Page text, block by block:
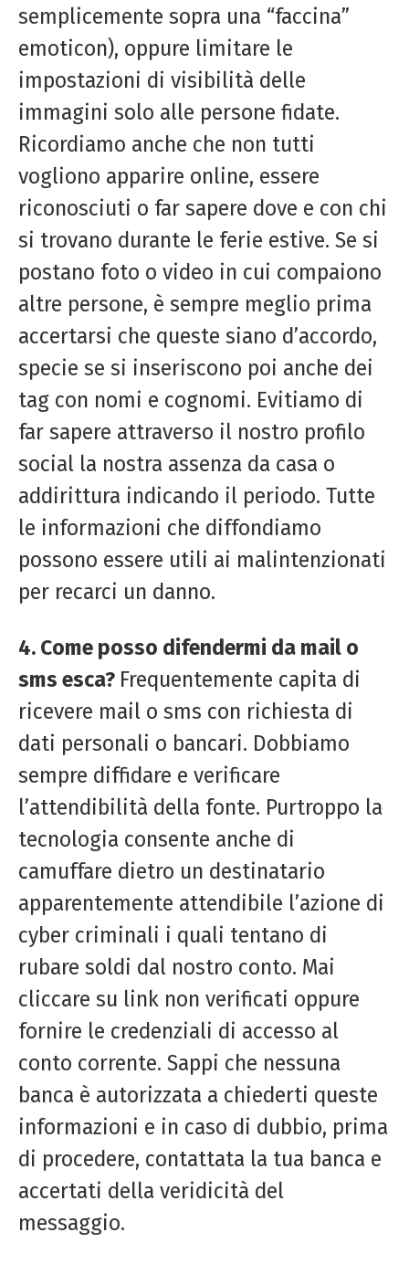
semplicemente sopra una “faccina”
emoticon), oppure limitare le
impostazioni di visibilità delle
immagini solo alle persone fidate.
Ricordiamo anche che non tutti
vogliono apparire online, essere
riconosciuti o far sapere dove e con chi
si trovano durante le ferie estive. Se si
postano foto o video in cui compaiono
altre persone, è sempre meglio prima
accertarsi che queste siano d’accordo,
specie se si inseriscono poi anche dei
tag con nomi e cognomi. Evitiamo di
far sapere attraverso il nostro profilo
social la nostra assenza da casa o
addirittura indicando il periodo. Tutte
le informazioni che diffondiamo
possono essere utili ai malintenzionati
per recarci un danno.
4. Come posso difendermi da mail o
sms esca? Frequentemente capita di
ricevere mail o sms con richiesta di
dati personali o bancari. Dobbiamo
sempre diffidare e verificare
l’attendibilità della fonte. Purtroppo la
tecnologia consente anche di
camuffare dietro un destinatario
apparentemente attendibile l’azione di
cyber criminali i quali tentano di
rubare soldi dal nostro conto. Mai
cliccare su link non verificati oppure
fornire le credenziali di accesso al
conto corrente. Sappi che nessuna
banca è autorizzata a chiederti queste
informazioni e in caso di dubbio, prima
di procedere, contattata la tua banca e
accertati della veridicità del
messaggio.